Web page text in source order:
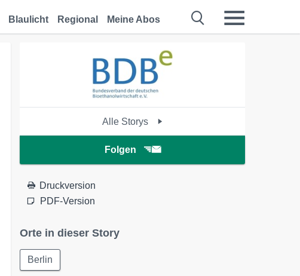
Blaulicht Regional Meine Abos
Alle Storys
Folgen
Druckversion
PDF-Version
Orte in dieser Story
Berlin